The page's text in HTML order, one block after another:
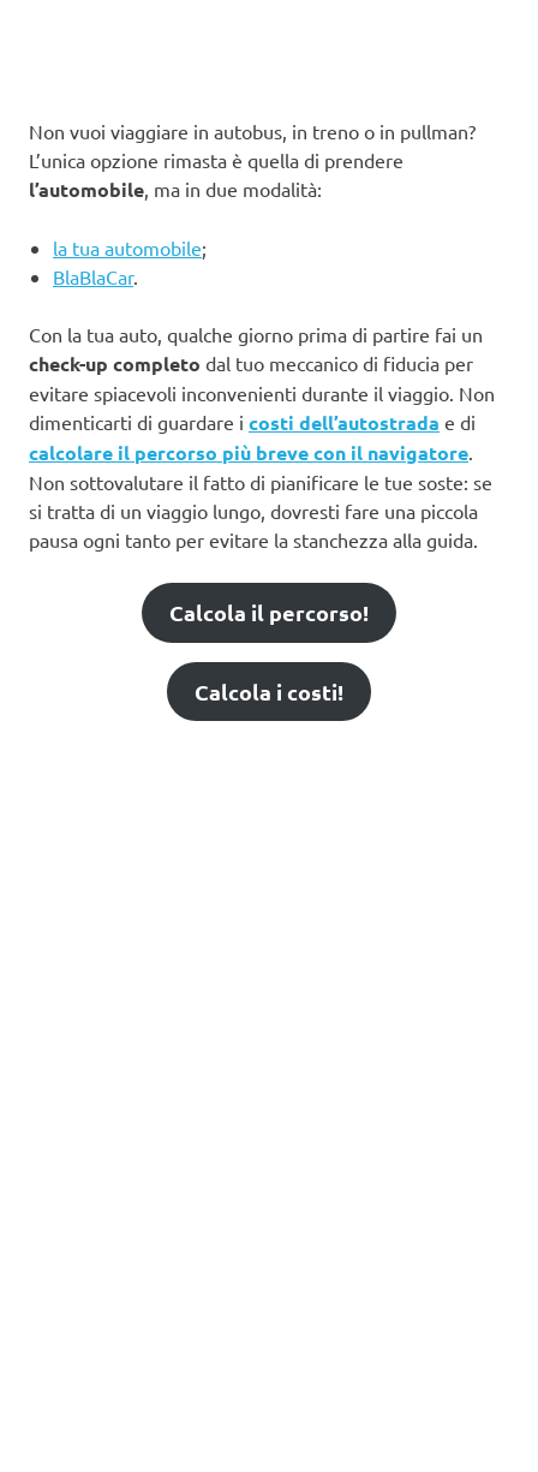
Non vuoi viaggiare in autobus, in treno o in pullman?
L’unica opzione rimasta è quella di prendere
l’automobile, ma in due modalità:
la tua automobile;
BlaBlaCar.
Con la tua auto, qualche giorno prima di partire fai un
check-up completo dal tuo meccanico di fiducia per
evitare spiacevoli inconvenienti durante il viaggio. Non
dimenticarti di guardare i costi dell’autostrada e di
calcolare il percorso più breve con il navigatore.
Non sottovalutare il fatto di pianificare le tue soste: se
si tratta di un viaggio lungo, dovresti fare una piccola
pausa ogni tanto per evitare la stanchezza alla guida.
Calcola il percorso!
Calcola i costi!